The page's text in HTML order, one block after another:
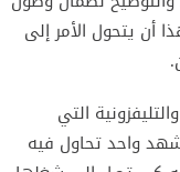
أن يتحول الأمر إلى
التي
واحد تحاول فيه